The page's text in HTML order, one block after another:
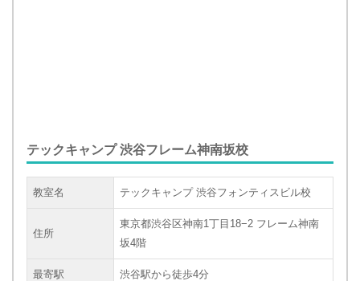
テックキャンプ 渋谷フレーム神南坂校
教室名 テックキャンプ 渋谷フォンティスビル校
住所
東京都渋谷区神南1丁目18−2 フレーム神南
坂4階
最寄駅 渋谷駅から徒歩4分